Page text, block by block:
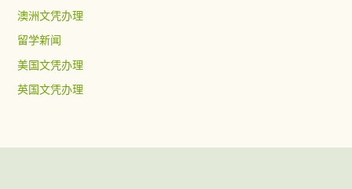
澳洲文凭办理
留学新闻
美国文凭办理
英国文凭办理